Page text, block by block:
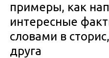
примеры, как
интересные
словами в
друга